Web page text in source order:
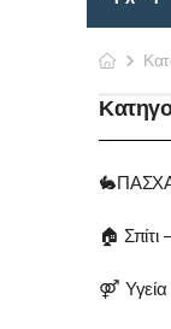
🏠
⚤ Υγεία